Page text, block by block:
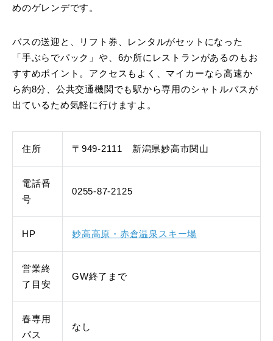
めのゲレンデです。
バスの送迎と、リフト券、レンタルがセットになった
「手ぶらでパック」や、6か所にレストランがあるのもお
すすめポイント。アクセスもよく、マイカーなら高速か
ら約8分、公共交通機関でも駅から専用のシャトルバスが
出ているため気軽に行けますよ。
住所 〒949-2111 新潟県妙高市関山
電話番
号
0255-87-2125
HP 妙高高原・赤倉温泉スキー場
営業終
了目安
GW終了まで
春専用
パス
なし